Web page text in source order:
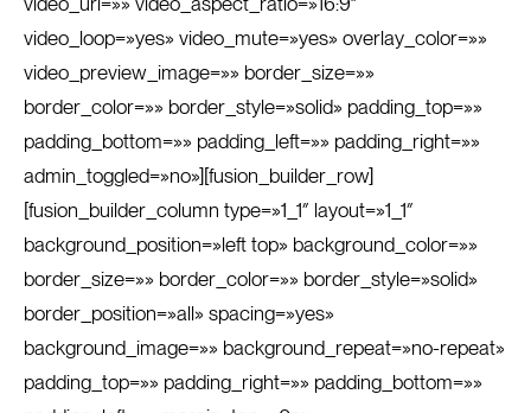
video_loop=»yes» video_mute=»yes» overlay_color=»»
video_preview_image=»» border_size=»»
border_color=»» border_style=»solid» padding_top=»»
padding_bottom=»» padding_left=»» padding_right=»»
admin_toggled=»no»][fusion_builder_row]
[fusion_builder_column type=»1_1″ layout=»1_1″
background_position=»left top» background_color=»»
border_size=»» border_color=»» border_style=»solid»
border_position=»all» spacing=»yes»
background_image=»» background_repeat=»no-repeat»
padding_top=»» padding_right=»» padding_bottom=»»